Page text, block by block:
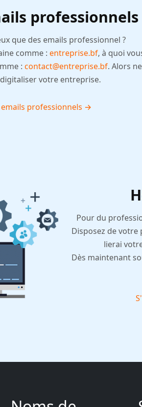
professionnels
que des emails professionnel ?
comme :entreprise.bf, à quoi
: contact@entreprise.bf. Alors ne
votre entreprise.
professionnels →
Pour du
Disposez de
lierai
Dès maintenant